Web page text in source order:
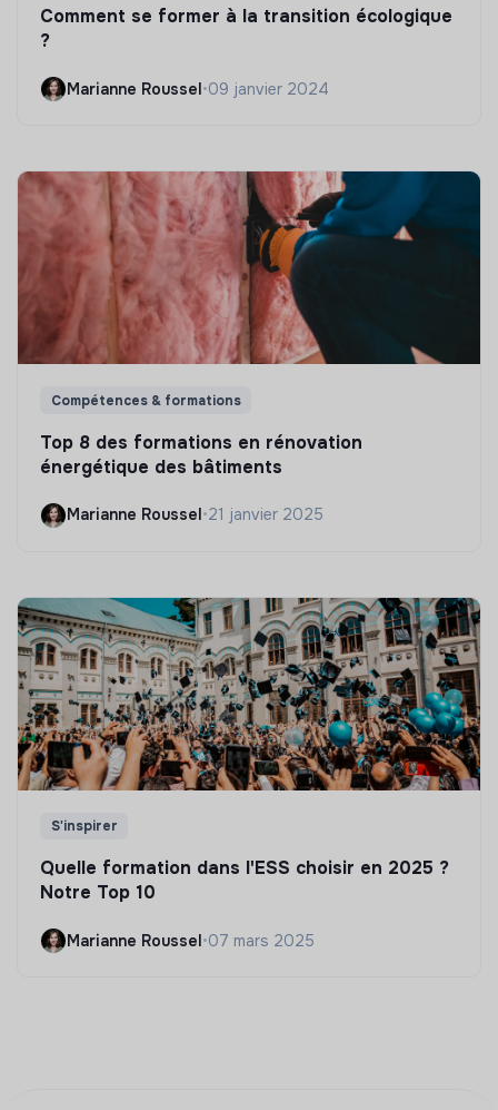
Comment se former à la transition écologique
?
Marianne Roussel•09 janvier 2024
Compétences & formations
Top 8 des formations en rénovation
énergétique des bâtiments
Marianne Roussel•21 janvier 2025
S'inspirer
Quelle formation dans l'ESS choisir en 2025 ?
Notre Top 10
Marianne Roussel•07 mars 2025